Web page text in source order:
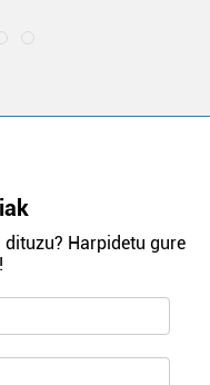
Harpidetu gure